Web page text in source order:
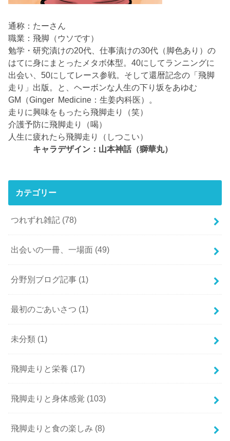
通称：たーさん
職業：飛脚（ウソです）
勉学・研究漬けの20代、仕事漬けの30代（脚色あり）の
はてに身にまとったメタボ体型。40にしてランニングに
出会い、50にしてレース参戦。そして還暦記念の「飛脚
走り」出版。と、ヘーボンな人生の下り坂をあゆむ
GM（Ginger Medicine：生姜内科医）。
走りに興味をもったら飛脚走り（笑）
介護予防に飛脚走り（喝）
人生に疲れたら飛脚走り（しつこい）
キャラデザイン：山本神話（獅華丸）
カテゴリー
つれずれ雑記 (78)
出会いの一冊、一場面 (49)
分野別ブログ記事 (1)
最初のごあいさつ (1)
未分類 (1)
飛脚走りと栄養 (17)
飛脚走りと身体感覚 (103)
飛脚走りと食の楽しみ (8)